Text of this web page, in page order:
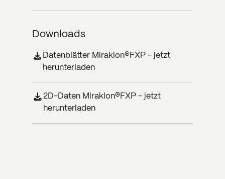
Downloads
Datenblätter Miraklon®FXP - jetzt
herunterladen
2D-Daten Miraklon®FXP - jetzt
herunterladen